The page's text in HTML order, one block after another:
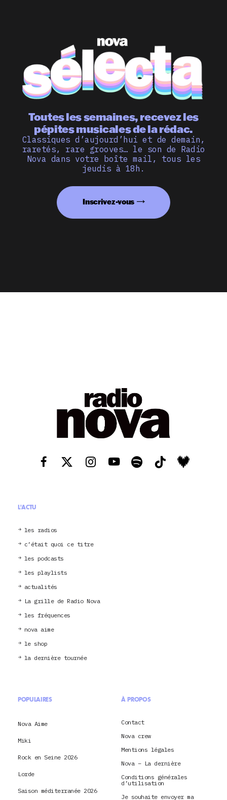
Toutes les semaines, recevez les
pépites musicales de la rédac.
Classiques d’aujourd’hui et de demain,
raretés, rare grooves… le son de Radio
Nova dans votre boîte mail, tous les
jeudis à 18h.
Inscrivez-vous
L'ACTU
les radios
c’était quoi ce titre
les podcasts
les playlists
actualités
La grille de Radio Nova
les fréquences
nova aime
le shop
la dernière tournée
POPULAIRES
Nova Aime
Miki
Rock en Seine 2026
Lorde
Saison méditerranée 2026
À PROPOS
Contact
Nova crew
Mentions légales
Nova – La dernière
Conditions générales
d’utilisation
Je souhaite envoyer ma